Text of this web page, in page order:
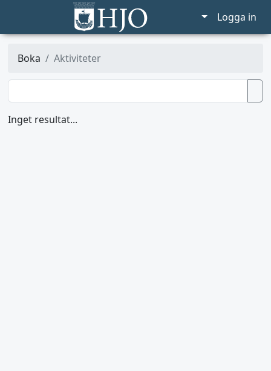
Logga in
Boka Aktiviteter
Inget resultat...